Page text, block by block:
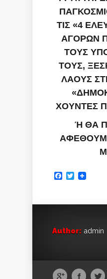
ΤΙΣ «4
ΑΓΟΡΩΝ
ΤΟΥΣ
ΤΟΥΣ,
ΛΑΟΥΣ
ΧΟΥΝΤΕΣ
Ή ΘΑ
Facebook
Twitter
Author: admin